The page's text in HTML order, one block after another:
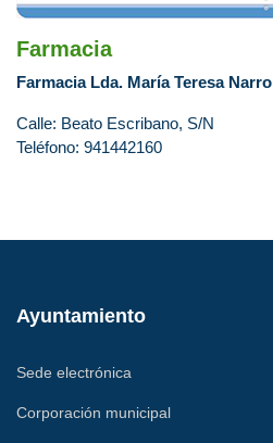
Farmacia
Farmacia Lda. María Teresa Narro
Calle: Beato Escribano, S/N
Teléfono: 941442160
Ayuntamiento
Sede electrónica
Corporación municipal